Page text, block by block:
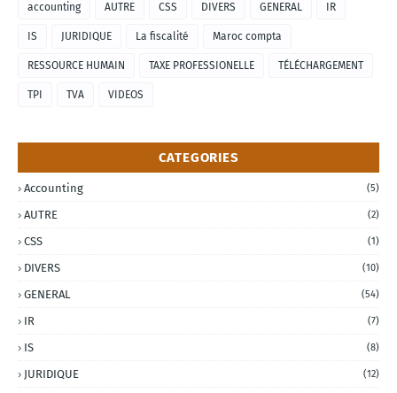
accounting AUTRE CSS DIVERS GENERAL IR
IS JURIDIQUE La fiscalité Maroc compta
RESSOURCE HUMAIN TAXE PROFESSIONELLE TÉLÉCHARGEMENT
TPI TVA VIDEOS
CATEGORIES
Accounting (5)
AUTRE (2)
CSS (1)
DIVERS (10)
GENERAL (54)
IR (7)
IS (8)
JURIDIQUE (12)